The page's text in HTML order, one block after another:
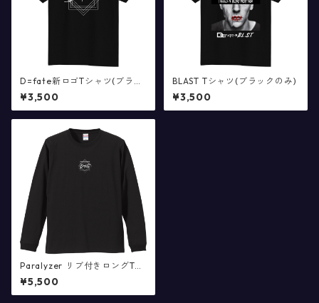
D=fate新ロゴTシャツ(ブラッ
クのみ)
¥3,500
BLAST Tシャツ(ブラックのみ)
¥3,500
Paralyzer リブ付きロングTシ
ャツ(ブラックのみ)
¥5,500